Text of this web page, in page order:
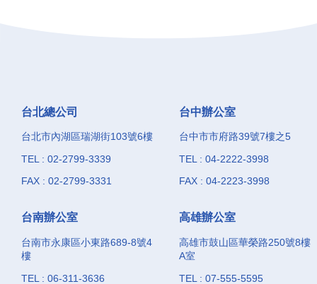
台北總公司
台北市內湖區瑞湖街103號6樓
TEL : 02-2799-3339
FAX : 02-2799-3331
台中辦公室
台中市市府路39號7樓之5
TEL : 04-2222-3998
FAX : 04-2223-3998
台南辦公室
台南市永康區小東路689-8號4
樓
TEL : 06-311-3636
高雄辦公室
高雄市鼓山區華榮路250號8樓
A室
TEL : 07-555-5595